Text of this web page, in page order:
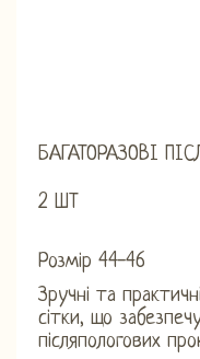
БАГАТОРАЗОВІ
2 ШТ
Розмір 44-46
Зручні та
сітки, що
післяпологових